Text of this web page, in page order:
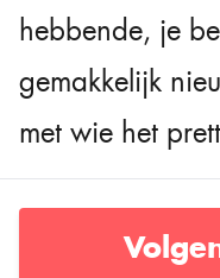
hebbende, je
gemakkelijk
met wie het